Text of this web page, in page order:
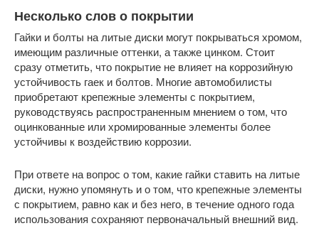
Несколько слов о покрытии
Гайки и болты на литые диски могут покрываться хромом,
имеющим различные оттенки, а также цинком. Стоит
сразу отметить, что покрытие не влияет на коррозийную
устойчивость гаек и болтов. Многие автомобилисты
приобретают крепежные элементы с покрытием,
руководствуясь распространенным мнением о том, что
оцинкованные или хромированные элементы более
устойчивы к воздействию коррозии.
При ответе на вопрос о том, какие гайки ставить на литые
диски, нужно упомянуть и о том, что крепежные элементы
с покрытием, равно как и без него, в течение одного года
использования сохраняют первоначальный внешний вид.